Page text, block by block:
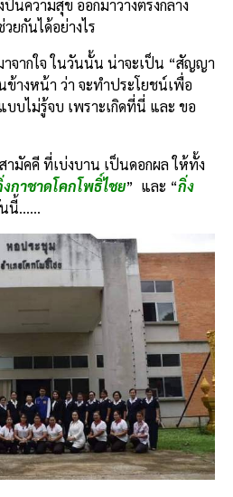
นความสุข ออกมาวางตรงกลาง
ยกันได้อย่างไร
จากใจ ในวันนั้น น่าจะเป็น “สัญญา
ข้างหน้า ว่า จะทำประโยชน์เพื่อ
บบไม่รู้จบ เพราะเกิดที่นี่ และ ขอ
มัคคี ที่เบ่งบาน เป็นดอกผล ให้ทั้ง
กาชาดโคกโพธิ์ไชย” และ “กิ่ง
นนี้……